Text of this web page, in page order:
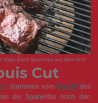
Baby Back Spareribs auf dem Grill
Cut
stammen vom Bauchdes
dieSpareribs noch den